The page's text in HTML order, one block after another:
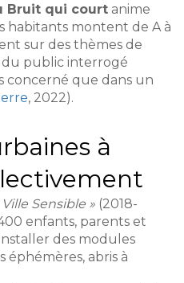
Bruit qui court anime
habitants montent de A à
sur des thèmes de
du public interrogé
concerné que dans un
, 2022).
à
Ville Sensible » (2018-
enfants, parents et
des modules
éphémères, abris à